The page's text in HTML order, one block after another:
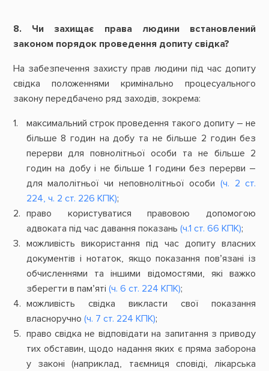
8. Чи захищає права людини встановлений
законом порядок проведення допиту свідка?
На забезпечення захисту прав людини під час допиту
свідка положеннями кримінально процесуального
закону передбачено ряд заходів, зокрема:
максимальний строк проведення такого допиту – не
більше 8 годин на добу та не більше 2 годин без
перерви для повнолітньої особи та не більше 2
годин на добу і не більше 1 години без перерви –
для малолітньої чи неповнолітньої особи (ч. 2 ст.
224, ч. 2 ст. 226 КПК);
право користуватися правовою допомогою
адвоката під час давання показань (ч.1 ст. 66 КПК);
можливість використання під час допиту власних
документів і нотаток, якщо показання пов’язані із
обчисленнями та іншими відомостями, які важко
зберегти в пам’яті (ч. 6 ст. 224 КПК);
можливість свідка викласти свої показання
власноручно (ч. 7 ст. 224 КПК);
право свідка не відповідати на запитання з приводу
тих обставин, щодо надання яких є пряма заборона
у законі (наприклад, таємниця сповіді, лікарська